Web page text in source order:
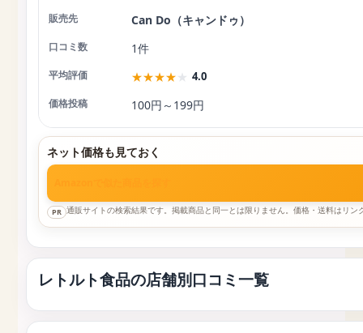
Can Do（キャンドゥ）
1件
★★★★ ★ 4.0
100円～199円
ネット価格も見ておく
PR 通販サイトの検索結果です。掲載商品と同一とは限りません。価格・送料はリン
レトルト食品の店舗別口コミ一覧